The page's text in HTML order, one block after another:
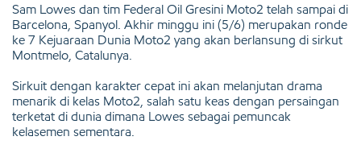
Sam Lowes dan tim Federal Oil Gresini Moto2 telah sampai di
Barcelona, Spanyol. Akhir minggu ini (5/6) merupakan ronde
ke 7 Kejuaraan Dunia Moto2 yang akan berlansung di sirkut
Montmelo, Catalunya.
Sirkuit dengan karakter cepat ini akan melanjutan drama
menarik di kelas Moto2, salah satu keas dengan persaingan
terketat di dunia dimana Lowes sebagai pemuncak
kelasemen sementara.